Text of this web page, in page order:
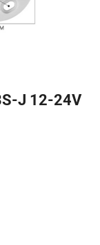
J 12-24V